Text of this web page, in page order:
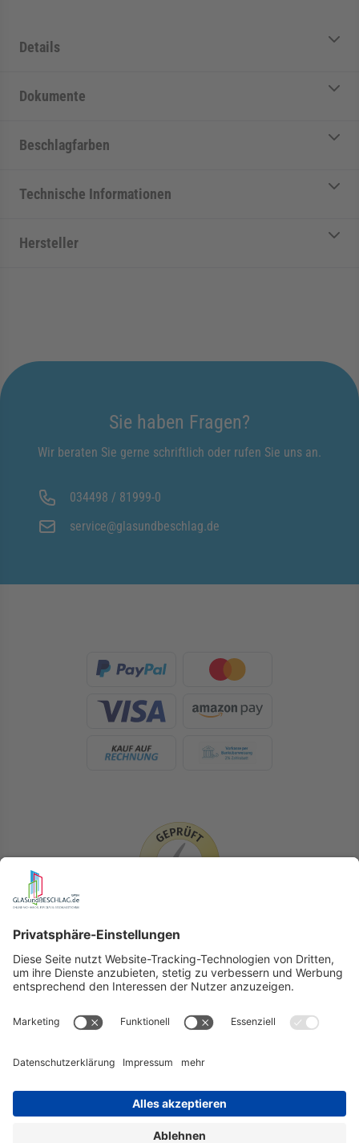
Details
Dokumente
Beschlagfarben
Technische Informationen
Hersteller
Sie haben Fragen?
Wir beraten Sie gerne schriftlich oder rufen Sie uns an.
034498 / 81999-0
service@glasundbeschlag.de
HerstellerBeratungFAQGlossarKontaktNewsletterTEAM
Widerruf